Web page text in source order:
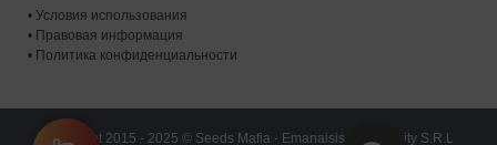
• Условия использования
• Правовая информация
• Политика конфиденциальности
Copyright 2015 - 2025 © Seeds Mafia - Emanaisis Community S.R.L